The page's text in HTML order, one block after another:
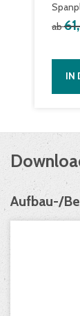
ab
IN
Aufbau-/